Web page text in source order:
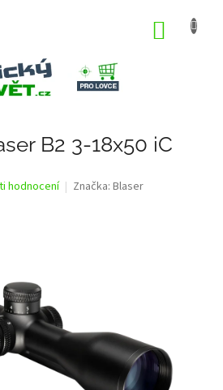
B2 3-18x50 iC
hodnocení Značka: Blaser